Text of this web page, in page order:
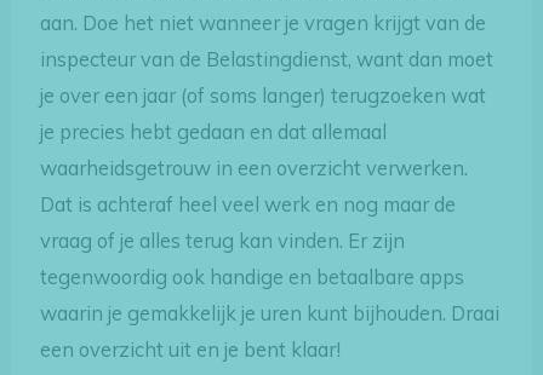
aan. Doe het niet wanneer je vragen krijgt van de
inspecteur van de Belastingdienst, want dan moet
je over een jaar (of soms langer) terugzoeken wat
je precies hebt gedaan en dat allemaal
waarheidsgetrouw in een overzicht verwerken.
Dat is achteraf heel veel werk en nog maar de
vraag of je alles terug kan vinden. Er zijn
tegenwoordig ook handige en betaalbare apps
waarin je gemakkelijk je uren kunt bijhouden. Draai
een overzicht uit en je bent klaar!